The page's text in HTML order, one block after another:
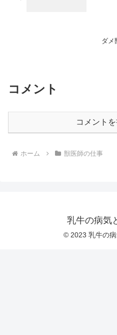
ダメ
コメント
コメント
ホーム 獣医師の仕事
乳牛の病気
© 2023 乳牛の病